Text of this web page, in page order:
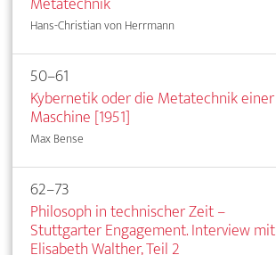
Hans-Christian von Herrmann
50–61
Kybernetik oder die Metatechnik einer
Maschine [1951]
Max Bense
62–73
Philosoph in technischer Zeit –
Stuttgarter Engagement. Interview mit
Elisabeth Walther, Teil 2